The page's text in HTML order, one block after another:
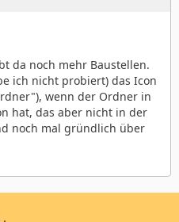
da noch mehr Baustellen.
ich nicht probiert) das Icon
wenn der Ordner in
hat, das aber nicht in der
noch mal gründlich über